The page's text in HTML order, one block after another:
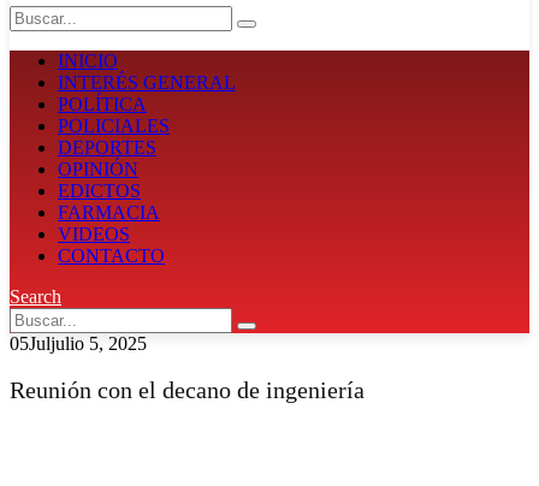
INICIO
INTERÉS GENERAL
POLÍTICA
POLICIALES
DEPORTES
OPINIÓN
EDICTOS
FARMACIA
VIDEOS
CONTACTO
Search
05Juljulio 5, 2025
Reunión con el decano de ingeniería